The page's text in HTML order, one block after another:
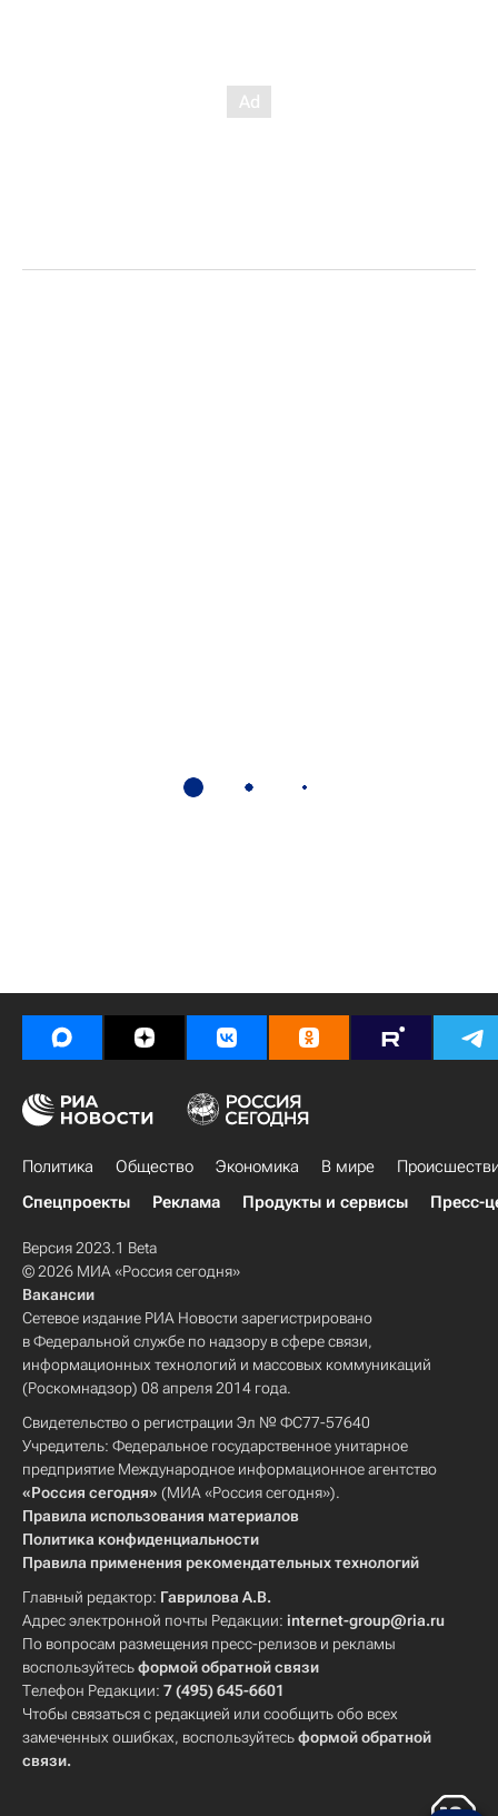
Политика Общество Экономика В мире
Спецпроекты
Реклама Продукты и сервисы Пресс-
Версия 2023.1 Beta
© 2026 МИА «Россия сегодня»
Вакансии
Сетевое издание РИА Новости зарегистрировано
в Федеральной службе по надзору в сфере связи,
информационных технологий и массовых коммуникаций
(Роскомнадзор) 08 апреля 2014 года.
Свидетельство о регистрации Эл № ФС77-57640
Учредитель: Федеральное государственное унитарное
предприятие Международное информационное агентство
«Россия сегодня» (МИА «Россия сегодня»).
Правила использования материалов
Политика конфиденциальности
Правила применения рекомендательных технологий
Главный редактор: Гаврилова А.В.
Адрес электронной почты Редакции: internet-group@ria.ru
По вопросам размещения пресс-релизов и рекламы
воспользуйтесьформой обратной связи
Телефон Редакции: 7 (495) 645-6601
Чтобы связаться с редакцией или сообщить обо всех
замеченных ошибках, воспользуйтесьформой обратной
связи.